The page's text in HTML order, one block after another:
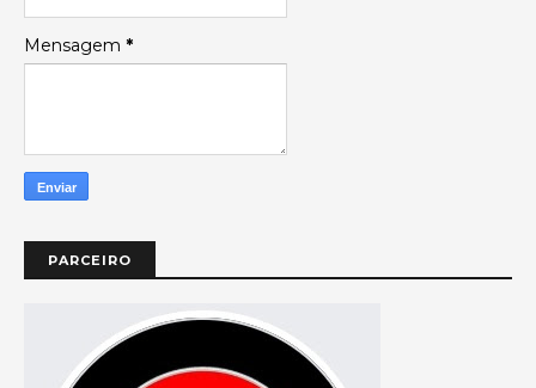
Mensagem *
PARCEIRO